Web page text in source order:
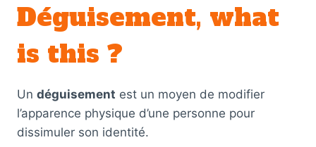
Déguisement, what
is this ?
Un déguisement est un moyen de modifier
l’apparence physique d’une personne pour
dissimuler son identité.